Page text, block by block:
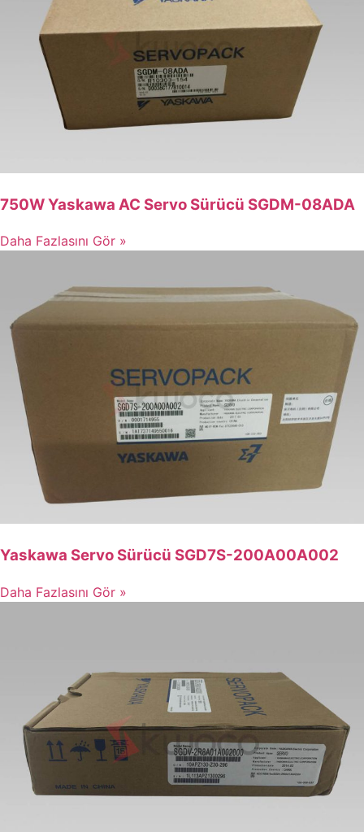
750W Yaskawa AC Servo Sürücü SGDM-08ADA
Daha Fazlasını Gör »
Yaskawa Servo Sürücü SGD7S-200A00A002
Daha Fazlasını Gör »